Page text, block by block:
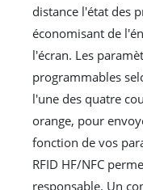
distance l'état des
économisant de
l'écran. Les
programmables
l'une des quatre
orange, pour
fonction de vos
RFID HF/NFC
responsable. Un